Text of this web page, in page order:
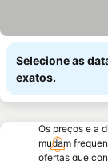
Selecione as
exatos.
Os preços e a
mudam
ofertas que